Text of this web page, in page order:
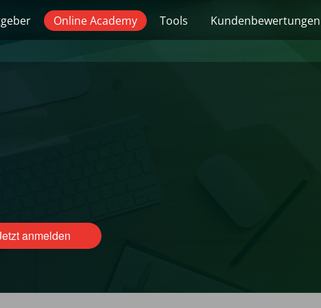
Online Academy Tools Kundenbewertungen
anmelden